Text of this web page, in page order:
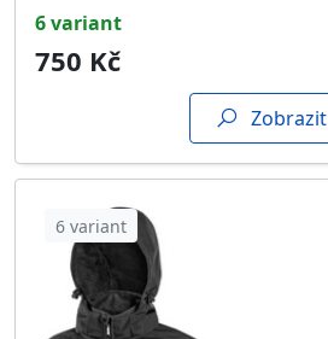
6 variant
750 Kč
Zobrazit
6 variant